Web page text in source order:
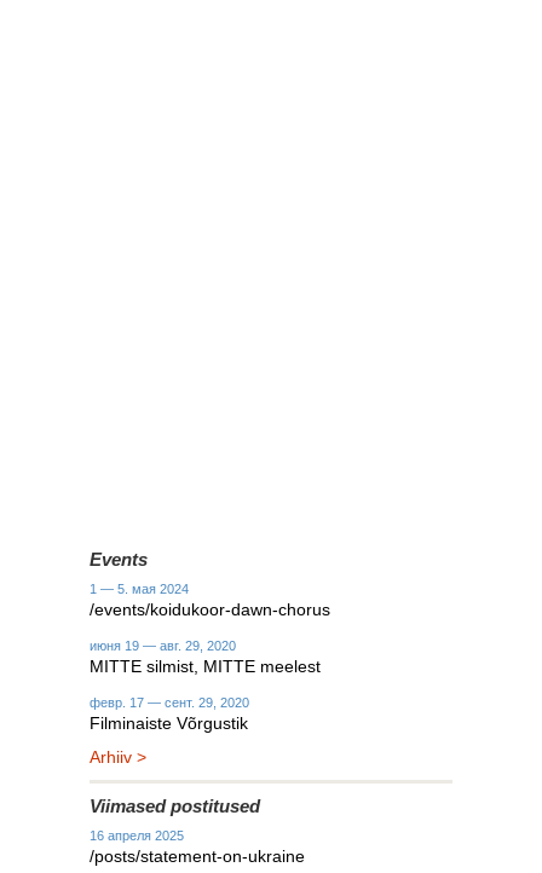
Events
1 — 5. мая 2024
/events/koidukoor-dawn-chorus
июня 19 — авг. 29, 2020
MITTE silmist, MITTE meelest
февр. 17 — сент. 29, 2020
Filminaiste Võrgustik
Arhiiv >
Viimased postitused
16 апреля 2025
/posts/statement-on-ukraine